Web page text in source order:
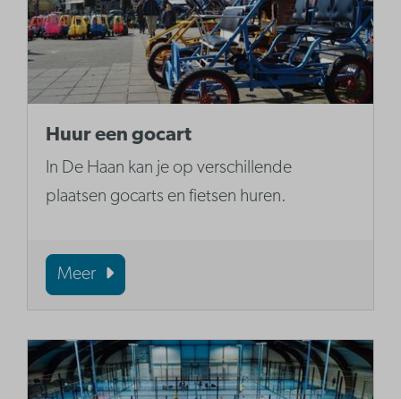
Huur een gocart
In De Haan kan je op verschillende
plaatsen gocarts en fietsen huren.
Meer